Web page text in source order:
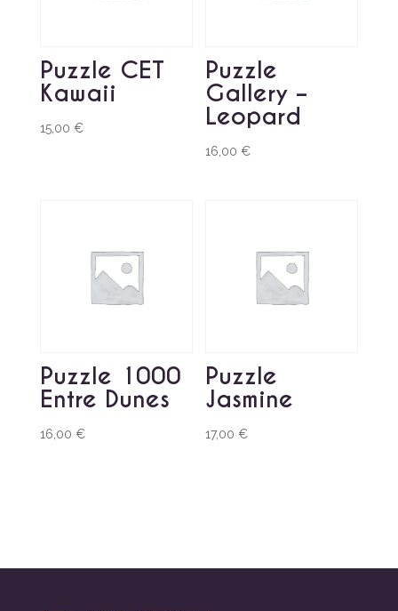
Puzzle CET
Kawaii
15,00 €
Puzzle
Gallery –
Leopard
16,00€
Puzzle 1000
Entre Dunes
16,00 €
Puzzle
Jasmine
17,00€